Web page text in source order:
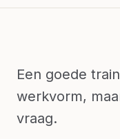
Een goede
werkvorm,
vraag.